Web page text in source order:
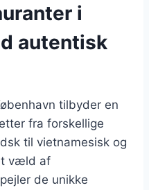
i
autentisk
tilbyder en
fra forskellige
til vietnamesisk og
væld af
de unikke